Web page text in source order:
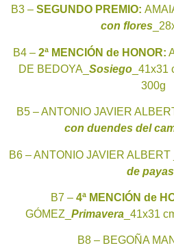
B3 – SEGUNDO PREMIO:
con flores
B4 – 2ª MENCIÓN de HONOR:
DE BEDOYA_ Sosiego
300g
B5 – ANTONIO JAVIER
con duendes del
B6 – ANTONIO JAVIER ALBERT _
de
B7 – 4ª MENCIÓN de
GÓMEZ_ Primavera _41x31
B8 – BEGOÑA